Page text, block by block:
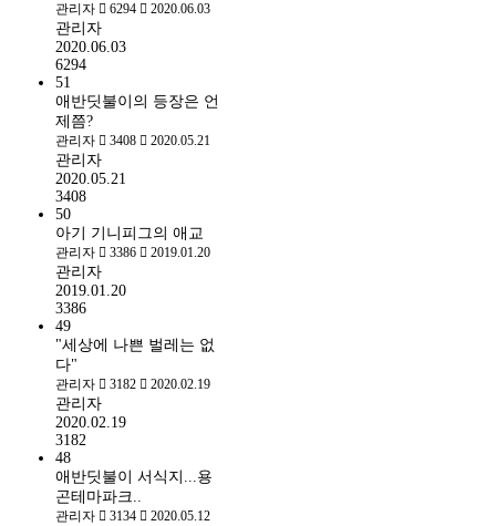
관리자 6294 2020.06.03
관리자
2020.06.03
6294
51
애반딧불이의 등장은 언
제쯤?
관리자 3408 2020.05.21
관리자
2020.05.21
3408
50
아기 기니피그의 애교
관리자 3386 2019.01.20
관리자
2019.01.20
3386
49
"세상에 나쁜 벌레는 없
다"
관리자 3182 2020.02.19
관리자
2020.02.19
3182
48
애반딧불이 서식지...용
곤테마파크..
관리자 3134 2020.05.12